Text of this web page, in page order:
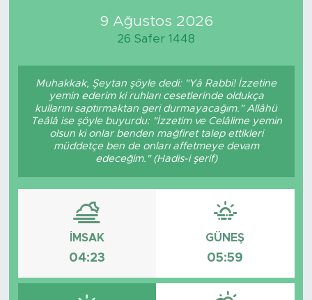
9 Ağustos 2026
26 Safer 1448
Muhakkak, Şeytan şöyle dedi: "Yâ Rabbi! İzzetine
yemin ederim ki ruhları cesetlerinde oldukça
kullarını saptırmaktan geri durmayacağım." Allâhü
Teâlâ ise şöyle buyurdu: "İzzetim ve Celâlime yemin
olsun ki onlar benden mağfiret talep ettikleri
müddetçe ben de onları affetmeye devam
edeceğim." (Hadis-i şerif)
İMSAK
04:23
GÜNEŞ
05:59